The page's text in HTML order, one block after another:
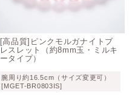
[高品質]ピンクモルガナイトブ
レスレット（約8mm玉・ミルキ
ータイプ）
腕周り約16.5cm（サイズ変更可）
[MGET-BR0803IS]